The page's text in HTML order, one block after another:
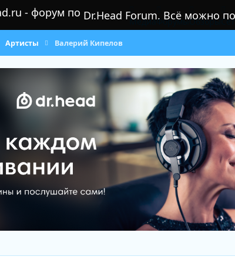
Dr.Head Forum. Всё можно
МедиаФорумыОбзоры
Артисты Валерий Кипелов